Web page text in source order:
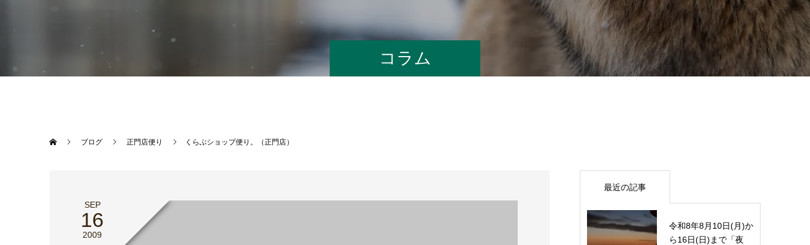
コラム
ブログ 正門店便り くらぶショップ便り。（正門店）
SEP
16
2009
最近の記事
令和8年8月10日(月)か
ら16日(日)まで「夜